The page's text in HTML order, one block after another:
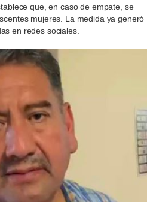
que, en caso de empate, se
mujeres. La medida ya generó
en redes sociales.